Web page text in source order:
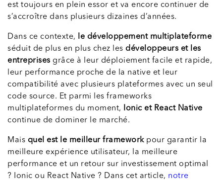
est toujours en plein essor et va encore continuer de
s’accroître dans plusieurs dizaines d’années.
Dans ce contexte,
le développement multiplateforme
séduit de plus en plus chez les développeurs et les
entreprises grâce à leur déploiement facile et rapide,
leur performance proche de la native et leur
compatibilité avec plusieurs plateformes avec un seul
code source. Et parmi les frameworks
multiplateformes du moment,
Ionic et React Native
continue de dominer le marché.
Mais quel est le meilleur frameworkpour garantir la
meilleure expérience utilisateur, la meilleure
performance et un retour sur investissement optimal
? Ionic ou React Native ? Dans cet article, notre